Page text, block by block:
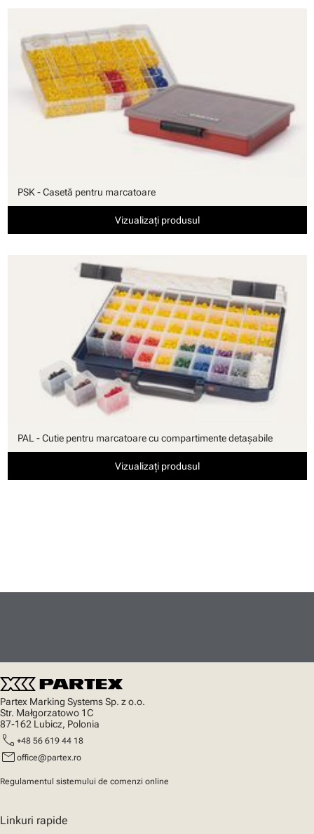
PSK - Casetă pentru marcatoare
Vizualizați produsul
PAL - Cutie pentru marcatoare cu compartimente detaşabile
Vizualizați produsul
Partex Marking Systems Sp. z o.o.
Str. Małgorzatowo 1C
87-162 Lubicz, Polonia
call +48 56 619 44 18
mail office@partex.ro
Regulamentul sistemului de comenzi online
Linkuri rapide